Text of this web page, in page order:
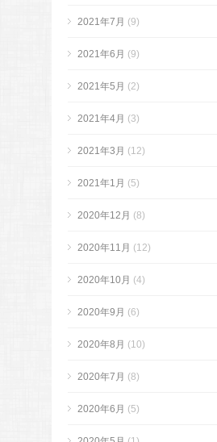
2021年7月 (9)
2021年6月 (9)
2021年5月 (2)
2021年4月 (3)
2021年3月 (12)
2021年1月 (5)
2020年12月 (8)
2020年11月 (12)
2020年10月 (4)
2020年9月 (6)
2020年8月 (10)
2020年7月 (8)
2020年6月 (5)